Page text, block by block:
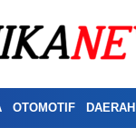
OTOMOTIF DAERAH